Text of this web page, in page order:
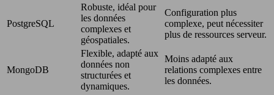
PostgreSQL
Robuste, idéal pour
les données
complexes et
géospatiales.
Configuration plus
complexe, peut nécessiter
plus de ressources serveur.
MongoDB
Flexible, adapté aux
données non
structurées et
dynamiques.
Moins adapté aux
relations complexes entre
les données.